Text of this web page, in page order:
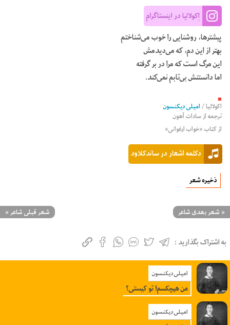
اِکولالیا در اینستاگرام
پیشترها، روشنایی را خوب می‌شناختم
بهتر از این دم، که می‌دیدمش
این مرگ است که مرا در بر گرفته
اما دانستنش بی‌تابم نمی‌کند.
■
اکولالیا/امیلی دیکنسون
ترجمه ازسادات آهون
از کتاب «خواب ارغوانی»
دکلمه اشعار در ساندکلاود
ذخیره شعر
« شعر بعدی شاعر شعر قبلی شاعر»
به اشتراک بگذارید :
امیلی دیکنسون
من هیچکسم! تو کیستی؟
امیلی دیکنسون